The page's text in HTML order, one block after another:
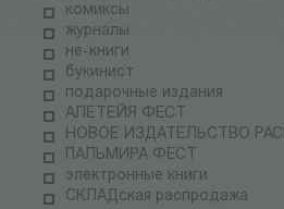
комиксы
журналы
не-книги
букинист
подарочные издания
АЛЕТЕЙЯ ФЕСТ
НОВОЕ ИЗДАТЕЛЬСТВО
ПАЛЬМИРА ФЕСТ
электронные книги
СКЛАДская распродажа